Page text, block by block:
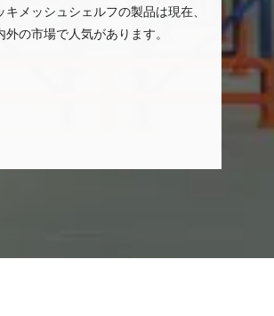
キメッシュシェルフの製品は現在、
外の市場で人気があります。